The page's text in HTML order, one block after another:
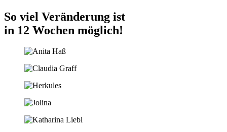
So viel Veränderung ist
in 12 Wochen möglich!